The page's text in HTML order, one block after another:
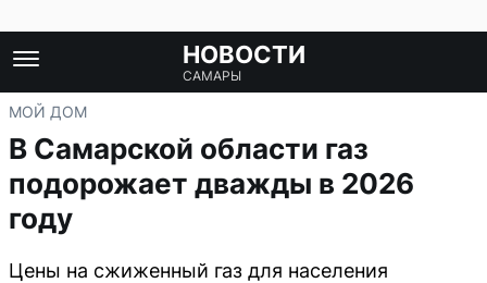
НОВОСТИ
САМАРЫ
МОЙ ДОМ
В Самарской области газ
подорожает дважды в 2026
году
Цены на сжиженный газ для населения